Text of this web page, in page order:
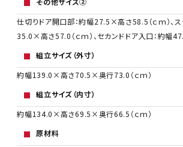
仕切りドア開口部：約幅27.5×高さ58.5（ｃｍ）、ス
35.0×高さ57.0（ｃｍ）、セカンドドア入口：約幅
組立サイズ（外寸）
約幅139.0×高さ70.5×奥行73.0（ｃｍ）
組立サイズ（内寸）
約幅134.0×高さ69.5×奥行66.5（ｃｍ）
原材料